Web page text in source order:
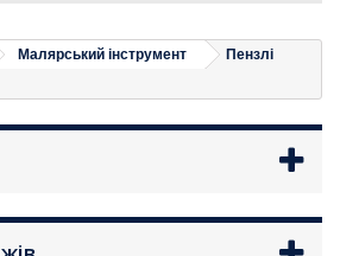
Малярський інструмент
Пензлі